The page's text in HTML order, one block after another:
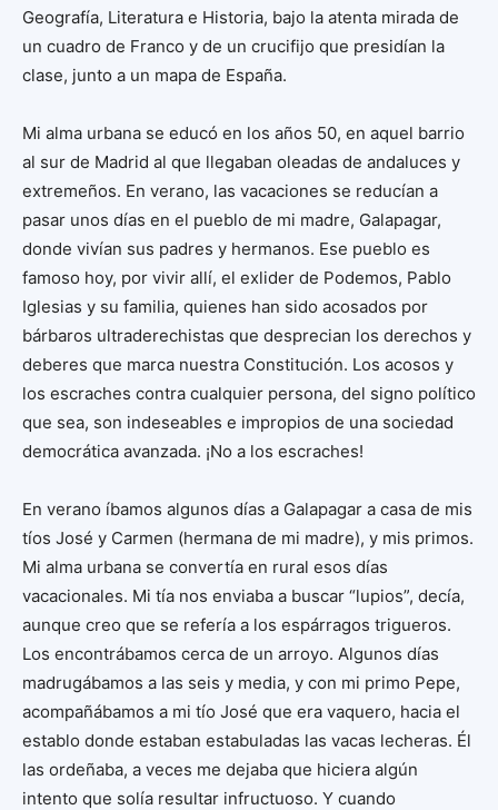
Geografía, Literatura e Historia, bajo la atenta mirada de
un cuadro de Franco y de un crucifijo que presidían la
clase, junto a un mapa de España.
Mi alma urbana se educó en los años 50, en aquel barrio
al sur de Madrid al que llegaban oleadas de andaluces y
extremeños. En verano, las vacaciones se reducían a
pasar unos días en el pueblo de mi madre, Galapagar,
donde vivían sus padres y hermanos. Ese pueblo es
famoso hoy, por vivir allí, el exlider de Podemos, Pablo
Iglesias y su familia, quienes han sido acosados por
bárbaros ultraderechistas que desprecian los derechos y
deberes que marca nuestra Constitución. Los acosos y
los escraches contra cualquier persona, del signo político
que sea, son indeseables e impropios de una sociedad
democrática avanzada. ¡No a los escraches!
En verano íbamos algunos días a Galapagar a casa de mis
tíos José y Carmen (hermana de mi madre), y mis primos.
Mi alma urbana se convertía en rural esos días
vacacionales. Mi tía nos enviaba a buscar “lupios”, decía,
aunque creo que se refería a los espárragos trigueros.
Los encontrábamos cerca de un arroyo. Algunos días
madrugábamos a las seis y media, y con mi primo Pepe,
acompañábamos a mi tío José que era vaquero, hacia el
establo donde estaban estabuladas las vacas lecheras. Él
las ordeñaba, a veces me dejaba que hiciera algún
intento que solía resultar infructuoso. Y cuando